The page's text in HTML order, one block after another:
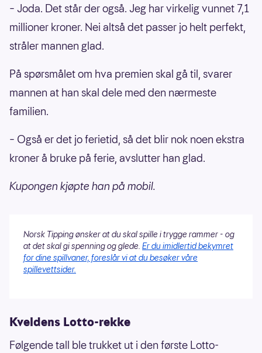
– Joda. Det står der også. Jeg har virkelig vunnet 7,1
millioner kroner. Nei altså det passer jo helt perfekt,
stråler mannen glad.
På spørsmålet om hva premien skal gå til, svarer
mannen at han skal dele med den nærmeste
familien.
– Også er det jo ferietid, så det blir nok noen ekstra
kroner å bruke på ferie, avslutter han glad.
Kupongen kjøpte han på mobil.
Norsk Tipping ønsker at du skal spille i trygge rammer - og
at det skal gi spenning og glede. Er du imidlertid bekymret
for dine spillvaner, foreslår vi at du besøker våre
spillevettsider.
Kveldens Lotto-rekke
Følgende tall ble trukket ut i den første Lotto-